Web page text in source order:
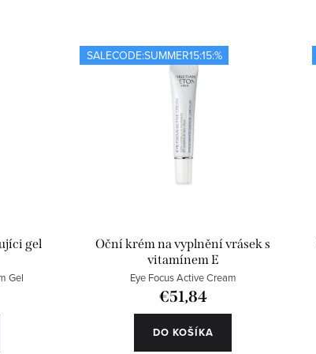
gel
Gel
SALECODE:SUMMER15:15:%
Oční krém na vyplnění vrásek s
vitamínem E
Eye Focus Active Cream
€51,84
DO KOŠÍKA